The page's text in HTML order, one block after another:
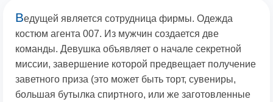
Ведущей является сотрудница фирмы. Одежда
костюм агента 007. Из мужчин создается две
команды. Девушка объявляет о начале секретной
миссии, завершение которой предвещает получение
заветного приза (это может быть торт, сувениры,
большая бутылка спиртного, или же заготовленные